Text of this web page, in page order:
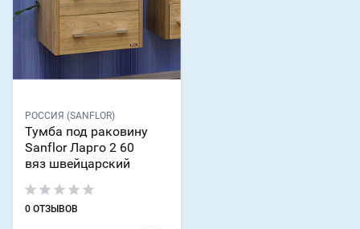
РОССИЯ (SANFLOR)
Тумба под раковину
Sanflor Ларго 2 60
вяз швейцарский
0 ОТЗЫВОВ